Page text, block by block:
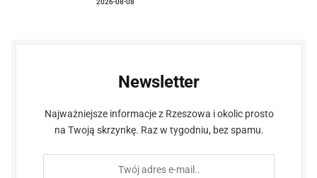
2026-08-08
Newsletter
Najważniejsze informacje z Rzeszowa i okolic prosto
na Twoją skrzynkę. Raz w tygodniu, bez spamu.